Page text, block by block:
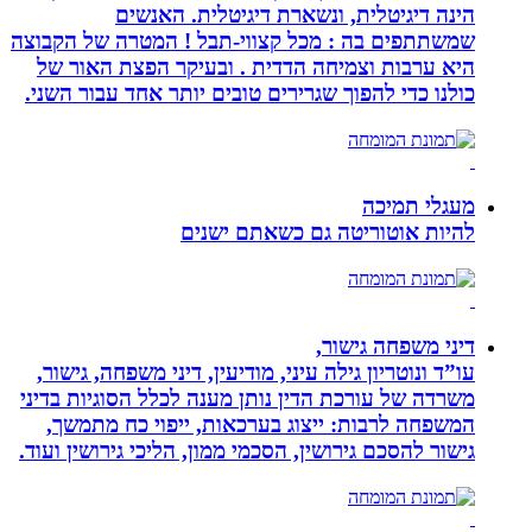
הינה דיגיטלית, ונשארת דיגיטלית. האנשים
שמשתתפים בה : מכל קצווי-תבל ! המטרה של הקבוצה
היא ערבות וצמיחה הדדית . ובעיקר הפצת האור של
כולנו כדי להפוך שגרירים טובים יותר אחד עבור השני.
מעגלי תמיכה
להיות אוטוריטה גם כשאתם ישנים
דיני משפחה גישור,
עו”ד ונוטריון גילה עיני, מודיעין, דיני משפחה, גישור,
משרדה של עורכת הדין נותן מענה לכלל הסוגיות בדיני
המשפחה לרבות: ייצוג בערכאות, ייפוי כח מתמשך,
גישור להסכם גירושין, הסכמי ממון, הליכי גירושין ועוד.